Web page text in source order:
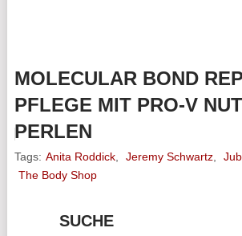
MOLECULAR BOND
PFLEGE MIT PRO-V
PERLEN
Tags: Anita Roddick, Jeremy Schwartz,
The Body Shop
SUCHE